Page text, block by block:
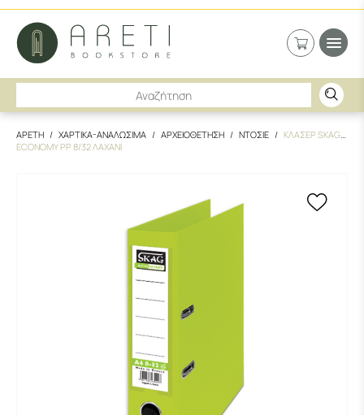
ΑΡΕΤΗ ΧΑΡΤΙΚΑ-ΑΝΑΛΩΣΙΜΑ ΑΡΧΕΙΟΘΕΤΗΣΗ ΝΤΟΣΙΕ
ΚΛΑΣΕΡ SKAG
ECONOMY PP 8/32 ΛΑΧΑΝΙ